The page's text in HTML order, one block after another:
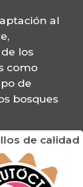
al
los
como
de
bosques
de calidad